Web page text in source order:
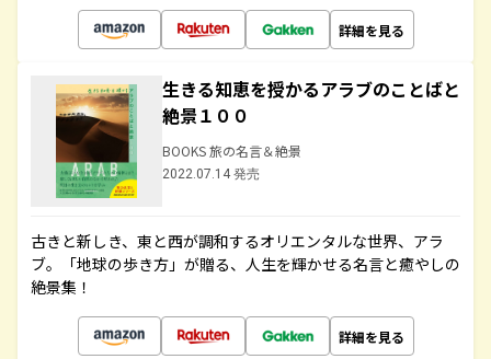
詳細を見る
生きる知恵を授かるアラブのことばと
絶景１００
BOOKS 旅の名言＆絶景
2022.07.14 発売
古きと新しき、東と西が調和するオリエンタルな世界、アラ
ブ。「地球の歩き方」が贈る、人生を輝かせる名言と癒やしの
絶景集！
詳細を見る